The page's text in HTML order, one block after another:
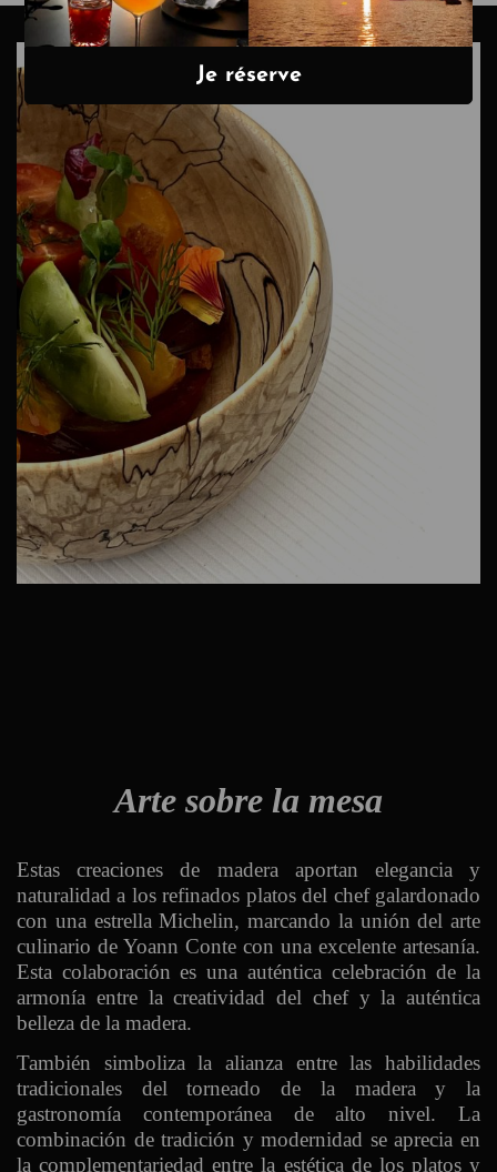
Arte sobre la mesa
Estas creaciones de madera aportan elegancia y
naturalidad a los refinados platos del chef galardonado
con una estrella Michelin, marcando la unión del arte
culinario de Yoann Conte con una excelente artesanía.
Esta colaboración es una auténtica celebración de la
armonía entre la creatividad del chef y la auténtica
belleza de la madera.
También simboliza la alianza entre las habilidades
tradicionales del torneado de la madera y la
gastronomía contemporánea de alto nivel. La
combinación de tradición y modernidad se aprecia en
la complementariedad entre la estética de los platos y